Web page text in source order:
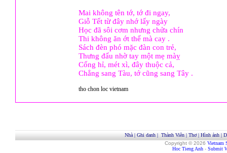
Mai không tên tớ, tớ đi ngay,
Giỗ Tết từ đây nhớ lấy ngày
Học đã sôi cơm nhưng chửa chín
Thi không ăn ớt thế mà cay .
Sách đèn phó mặc đàn con trẻ,
Thưng đấu nhờ tay một mẹ màỵ
Cống hỉ, mét xì, đây thuộc cả,
Chẳng sang Tàu, tớ cũng sang Tây .
tho chon loc vietnam
Nhà| Ghi danh| Thành Viên| Thơ| Hình ảnh|
Copyright © 2026 Vietnam
Hoc Tieng Anh - Submit